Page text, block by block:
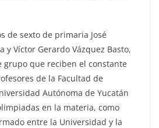
de sexto de primaria José
y Víctor Gerardo Vázquez Basto,
grupo que reciben el constante
de la Facultad de
Autónoma de Yucatán
en la materia, como
entre la Universidad y la